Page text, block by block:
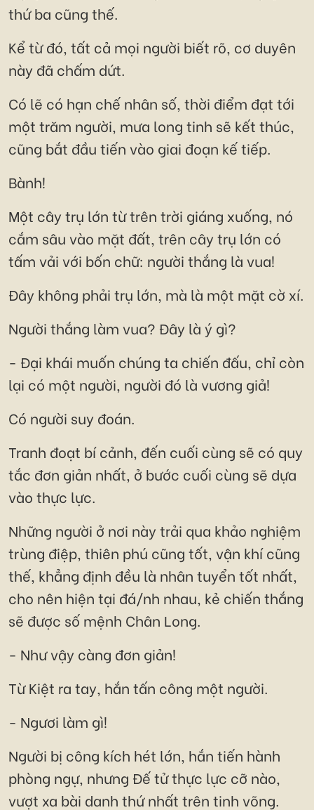
thứ ba cũng thế.
Kể từ đó, tất cả mọi người biết rõ, cơ duyên
này đã chấm dứt.
Có lẽ có hạn chế nhân số, thời điểm đạt tới
một trăm người, mưa long tinh sẽ kết thúc,
cũng bắt đầu tiến vào giai đoạn kế tiếp.
Bành!
Một cây trụ lớn từ trên trời giáng xuống, nó
cắm sâu vào mặt đất, trên cây trụ lớn có
tấm vải với bốn chữ: người thắng là vua!
Đây không phải trụ lớn, mà là một mặt cờ xí.
Người thắng làm vua? Đây là ý gì?
- Đại khái muốn chúng ta chiến đấu, chỉ còn
lại có một người, người đó là vương giả!
Có người suy đoán.
Tranh đoạt bí cảnh, đến cuối cùng sẽ có quy
tắc đơn giản nhất, ở bước cuối cùng sẽ dựa
vào thực lực.
Những người ở nơi này trải qua khảo nghiệm
trùng điệp, thiên phú cũng tốt, vận khí cũng
thế, khẳng định đều là nhân tuyển tốt nhất,
cho nên hiện tại đá/nh nhau, kẻ chiến thắng
sẽ được số mệnh Chân Long.
- Như vậy càng đơn giản!
Từ Kiệt ra tay, hắn tấn công một người.
- Ngươi làm gì!
Người bị công kích hét lớn, hắn tiến hành
phòng ngự, nhưng Đế tử thực lực cỡ nào,
vượt xa bài danh thứ nhất trên tinh võng.